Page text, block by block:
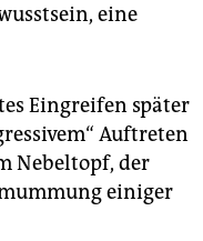
eine
Eingreifen später
Auftreten
Nebeltopf, der
einiger